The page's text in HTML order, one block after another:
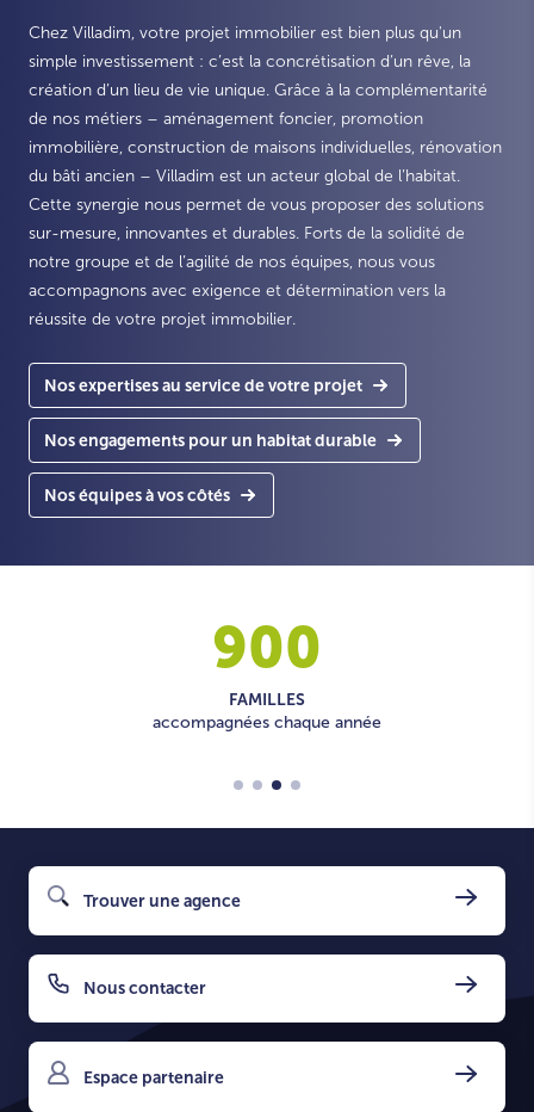
Chez Villadim, votre projet immobilier est bien plus qu'un
simple investissement : c’est la concrétisation d’un rêve, la
création d’un lieu de vie unique. Grâce à la complémentarité
de nos métiers – aménagement foncier, promotion
immobilière, construction de maisons individuelles, rénovation
du bâti ancien – Villadim est un acteur global de l’habitat.
Cette synergie nous permet de vous proposer des solutions
sur-mesure, innovantes et durables. Forts de la solidité de
notre groupe et de l’agilité de nos équipes, nous vous
accompagnons avec exigence et détermination vers la
réussite de votre projet immobilier.
Nos expertises au service de votre projet
Nos engagements pour un habitat durable
Nos équipes à vos côtés
900
FAMILLES
accompagnées chaque année
Trouver une agence
Nous contacter
Espace partenaire